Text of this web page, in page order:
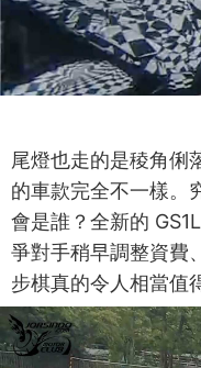
尾燈也走的是稜角俐
的車款完全不一樣。
會是誰？全新的
爭對手稍早調整資費
步棋真的令人相當值